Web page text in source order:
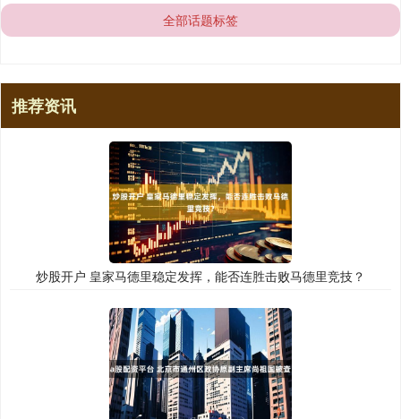
全部话题标签
推荐资讯
炒股开户 皇家马德里稳定发挥，能否连胜击败马德里竞技？